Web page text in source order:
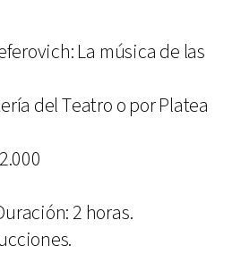
La música de las
del Teatro o por Platea
2 horas.